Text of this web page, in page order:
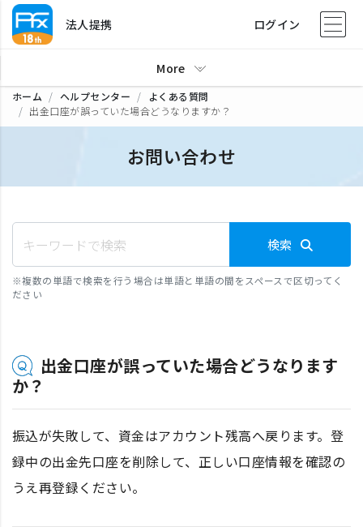
法人提携 ログイン
More
ホーム ヘルプセンター
よくある質問
出金口座が誤っていた場合どうなりますか？
お問い合わせ
検索
※複数の単語で検索を行う場合は単語と単語の間をスペースで区切ってく
ださい
出金口座が誤っていた場合どうなります
か？
振込が失敗して、資金はアカウント残高へ戻ります。登
録中の出金先口座を削除して、正しい口座情報を確認の
うえ再登録ください。